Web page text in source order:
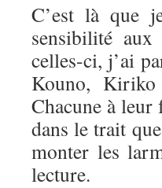
C’est là que
sensibilité
celles-ci, j’ai
Kouno, Kiriko
Chacune à leur
dans le trait
monter les
lecture.